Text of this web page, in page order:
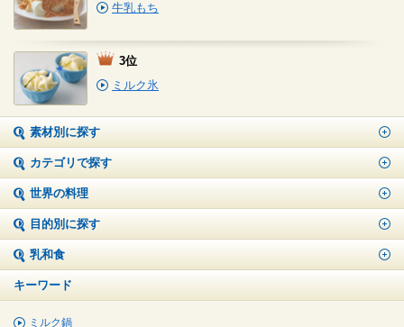
牛乳もち
3位
ミルク氷
素材別に探す
カテゴリで探す
世界の料理
目的別に探す
乳和食
キーワード
ミルク鍋